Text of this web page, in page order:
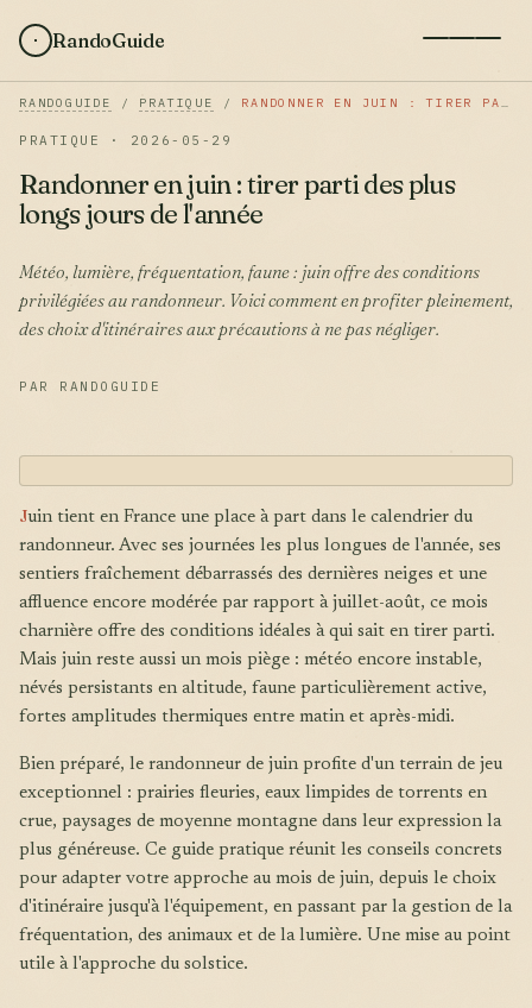
RandoGuide
RANDOGUIDE / PRATIQUE / RANDONNER EN JUIN : TIRER PARTI DES PLUS LONGS JOURS DE L'ANNÉE
PRATIQUE · 2026-05-29
Randonner en juin : tirer parti des plus
longs jours de l'année
Météo, lumière, fréquentation, faune : juin offre des conditions
privilégiées au randonneur. Voici comment en profiter pleinement,
des choix d'itinéraires aux précautions à ne pas négliger.
PAR RANDOGUIDE
Juin tient en France une place à part dans le calendrier du
randonneur. Avec ses journées les plus longues de l'année, ses
sentiers fraîchement débarrassés des dernières neiges et une
affluence encore modérée par rapport à juillet-août, ce mois
charnière offre des conditions idéales à qui sait en tirer parti.
Mais juin reste aussi un mois piège : météo encore instable,
névés persistants en altitude, faune particulièrement active,
fortes amplitudes thermiques entre matin et après-midi.
Bien préparé, le randonneur de juin profite d'un terrain de jeu
exceptionnel : prairies fleuries, eaux limpides de torrents en
crue, paysages de moyenne montagne dans leur expression la
plus généreuse. Ce guide pratique réunit les conseils concrets
pour adapter votre approche au mois de juin, depuis le choix
d'itinéraire jusqu'à l'équipement, en passant par la gestion de la
fréquentation, des animaux et de la lumière. Une mise au point
utile à l'approche du solstice.